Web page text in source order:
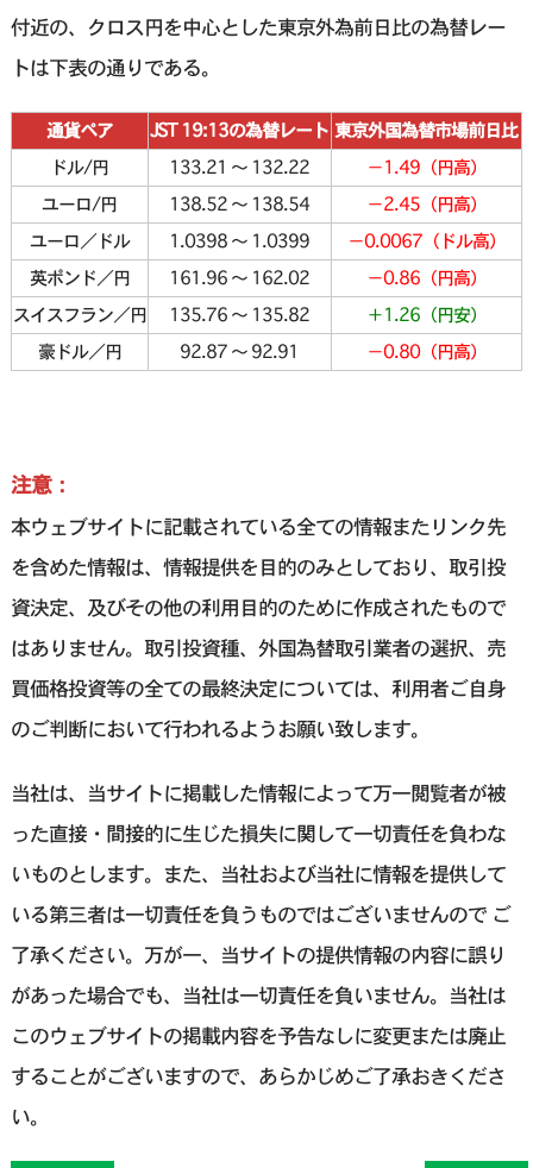
付近の、クロス円を中心とした東京外為前日比の為替レー
トは下表の通りである。
通貨ペア JST 19:13の為替レート 東京外国為替市場前日比
ドル/円
133.21 〜 132.22
－1.49（円高）
ユーロ/円
138.52 〜 138.54
－2.45（円高）
ユーロ／ドル
1.0398 〜 1.0399
－0.0067（ドル高）
英ポンド／円
161.96 〜 162.02
－0.86（円高）
スイスフラン／円
135.76 〜 135.82
＋1.26（円安）
豪ドル／円
92.87 〜 92.91 －0.80（円高）
注意：
本ウェブサイトに記載されている全ての情報またリンク先
を含めた情報は、情報提供を目的のみとしており、取引投
資決定、及びその他の利用目的のために作成されたもので
はありません。取引投資種、外国為替取引業者の選択、売
買価格投資等の全ての最終決定については、利用者ご自身
のご判断において行われるようお願い致します。
当社は、当サイトに掲載した情報によって万一閲覧者が被
った直接・間接的に生じた損失に関して一切責任を負わな
いものとします。また、当社および当社に情報を提供して
いる第三者は一切責任を負うものではございませんので ご
了承ください。万が一、当サイトの提供情報の内容に誤り
があった場合でも、当社は一切責任を負いません。当社は
このウェブサイトの掲載内容を予告なしに変更または廃止
することがございますので、あらかじめご了承おきくださ
い。